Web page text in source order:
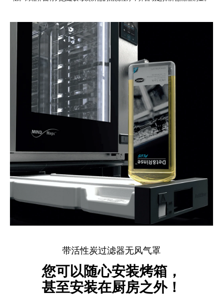
带活性炭过滤器无风气罩
您可以随心安装烤箱，
甚至安装在厨房之外！